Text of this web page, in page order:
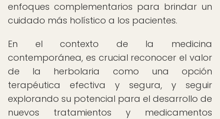
enfoques complementarios para brindar un
cuidado más holístico a los pacientes.
En el contexto de la medicina
contemporánea, es crucial reconocer el valor
de la herbolaria como una opción
terapéutica efectiva y segura, y seguir
explorando su potencial para el desarrollo de
nuevos tratamientos y medicamentos